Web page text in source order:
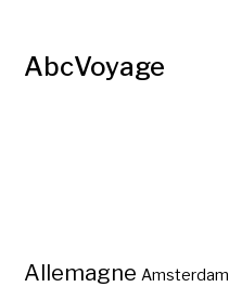
AbcVoyage
Allemagne Amsterdam